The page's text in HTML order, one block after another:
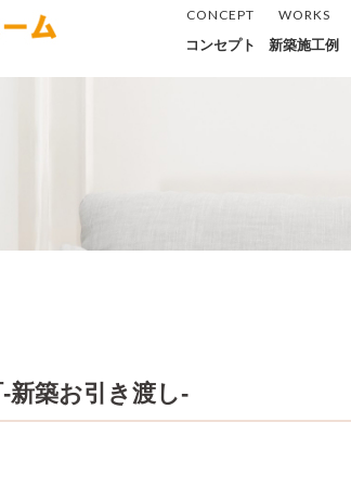
CONCEPT
コンセプト
WORKS
新築施工例
-新築お引き渡し-